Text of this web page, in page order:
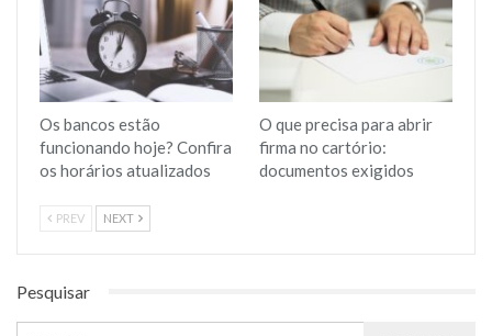
Os bancos estão
funcionando hoje? Confira
os horários atualizados
O que precisa para abrir
firma no cartório:
documentos exigidos
PREV NEXT
Pesquisar